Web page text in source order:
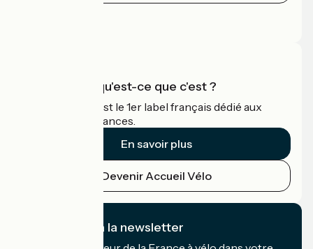
Accueil Vélo qu'est-ce que c'est ?
Accueil Vélo c'est le 1er label français dédié aux
cyclistes en vacances.
En savoir plus
Devenir Accueil Vélo
Je m'abonne à la newsletter